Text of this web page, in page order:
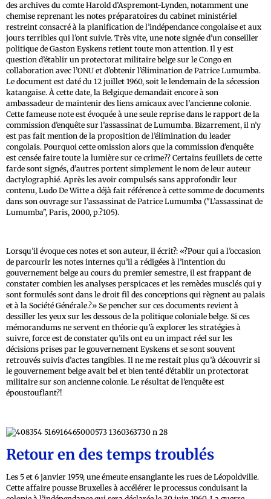
des archives du comte Harold d’Aspremont-Lynden, notamment une
chemise reprenant les notes préparatoires du cabinet ministériel
restreint consacré à la planification de l’indépendance congolaise et aux
jours terribles qui l’ont suivie. Très vite, une note signée d’un conseiller
politique de Gaston Eyskens retient toute mon attention. Il y est
question d’établir un protectorat militaire belge sur le Congo en
collaboration avec l’ONU et d’obtenir l’élimination de Patrice Lumumba.
Le document est daté du 12 juillet 1960, soit le lendemain de la sécession
katangaise. À cette date, la Belgique demandait encore à son
ambassadeur de maintenir des liens amicaux avec l’ancienne colonie.
Cette fameuse note est évoquée à une seule reprise dans le rapport de la
commission d’enquête sur l’assassinat de Lumumba. Bizarrement, il n’y
est pas fait mention de la proposition de l’élimination du leader
congolais. Pourquoi cette omission alors que la commission d’enquête
est censée faire toute la lumière sur ce crime?? Certains feuillets de cette
farde sont signés, d’autres portent simplement le nom de leur auteur
dactylographié. Après les avoir compulsés sans approfondir leur
contenu, Ludo De Witte a déjà fait référence à cette somme de documents
dans son ouvrage sur l’assassinat de Patrice Lumumba ("L’assassinat de
Lumumba", Paris, 2000, p.?105).
Lorsqu’il évoque ces notes et son auteur, il écrit?: «?Pour qui a l’occasion
de parcourir les notes internes qu’il a rédigées à l’intention du
gouvernement belge au cours du premier semestre, il est frappant de
constater combien les analyses perspicaces et les remèdes musclés qui y
sont formulés sont dans le droit fil des conceptions qui règnent au palais
et à la Société Générale.?» Se pencher sur ces documents revient à
dessiller les yeux sur les dessous de la politique coloniale belge. Si ces
mémorandums ne servent en théorie qu’à explorer les stratégies à
suivre, force est de constater qu’ils ont eu un impact réel sur les
décisions prises par le gouvernement Eyskens et se sont souvent
retrouvés suivis d’actes tangibles. Il ne me restait plus qu’à découvrir si
le gouvernement belge avait bel et bien tenté d’établir un protectorat
militaire sur son ancienne colonie. Le résultat de l’enquête est
époustouflant?!
Retour en des temps troublés
Les 5 et 6 janvier 1959, une émeute ensanglante les rues de Léopoldville.
Cette affaire pousse Bruxelles à accélérer le processus conduisant la